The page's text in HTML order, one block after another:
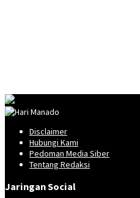
Disclaimer
Hubungi Kami
Pedoman Media Siber
Tentang Redaksi
Jaringan Social